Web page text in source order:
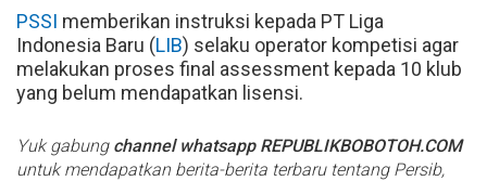
PSSI memberikan instruksi kepada PT Liga
Indonesia Baru (LIB) selaku operator kompetisi agar
melakukan proses final assessment kepada 10 klub
yang belum mendapatkan lisensi.
Yuk gabung channel whatsapp REPUBLIKBOBOTOH.COM
untuk mendapatkan berita-berita terbaru tentang Persib,